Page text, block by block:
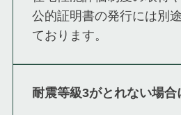
公的証明書の発行には別
ております。
耐震等級3がとれない場合